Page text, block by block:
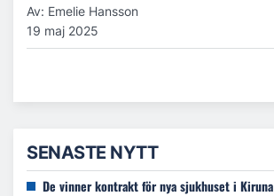
Av: Emelie Hansson
19 maj 2025
SENASTE NYTT
De vinner kontrakt för nya sjukhuset i Kiruna